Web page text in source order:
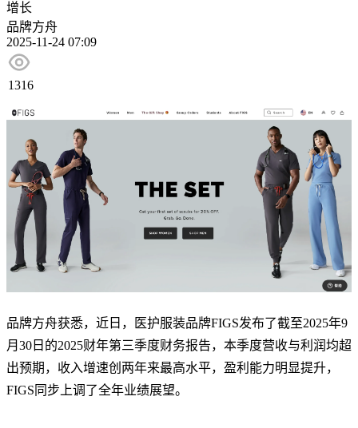
增长
品牌方舟
2025-11-24 07:09
1316
品牌方舟获悉，近日，
医护服装品牌FIGS发布了截至2025年9
月30日的2025财年第三季度财务报告，本季度营收与利润均超
出预期，收入增速创两年来最高水平，盈利能力明显提升，
FIGS同步上调了全年业绩展望。